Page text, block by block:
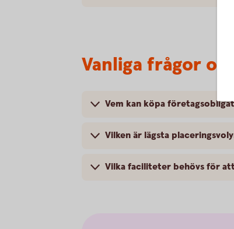
Vanliga frågor
Vem kan köpa
Vilken är lägsta
Vilka faciliteter behövs för